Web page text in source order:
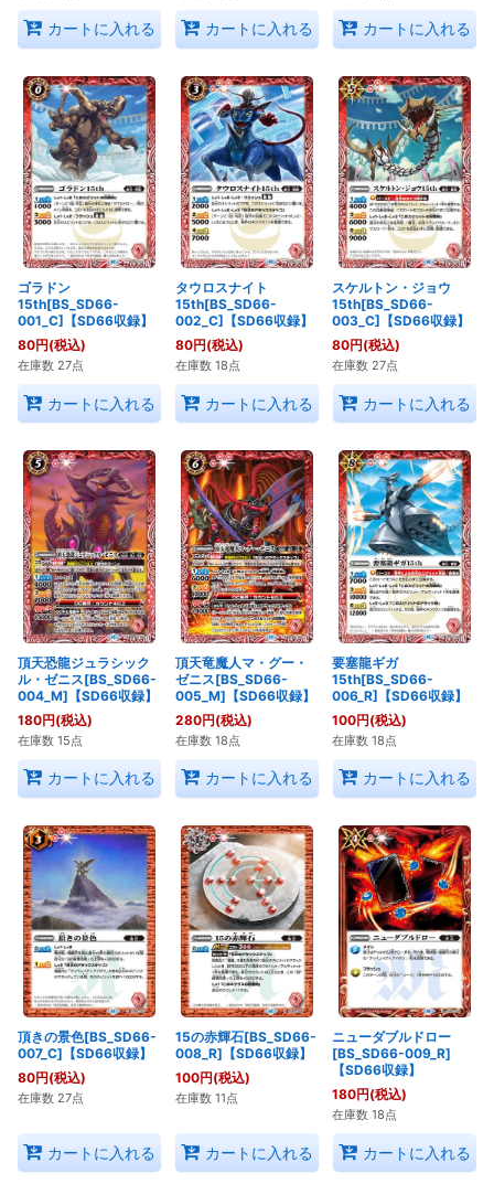
カートに入れる カートに入れる カートに入れる
ゴラドン
15th[BS_SD66-
001_C]【SD66収録】
80円(税込)
在庫数 27点
カートに入れる
タウロスナイト
15th[BS_SD66-
002_C]【SD66収録】
80円(税込)
在庫数 18点
カートに入れる
スケルトン・ジョウ
15th[BS_SD66-
003_C]【SD66収録】
80円(税込)
在庫数 27点
カートに入れる
頂天恐龍ジュラシック
ル・ゼニス[BS_SD66-
004_M]【SD66収録】
180円(税込)
在庫数 15点
カートに入れる
頂天竜魔人マ・グー・
ゼニス[BS_SD66-
005_M]【SD66収録】
280円(税込)
在庫数 18点
カートに入れる
要塞龍ギガ
15th[BS_SD66-
006_R]【SD66収録】
100円(税込)
在庫数 18点
カートに入れる
頂きの景色[BS_SD66-
007_C]【SD66収録】
80円(税込)
在庫数 27点
カートに入れる
15の赤輝石[BS_SD66-
008_R]【SD66収録】
100円(税込)
在庫数 11点
カートに入れる
ニューダブルドロー
[BS_SD66-009_R]
【SD66収録】
180円(税込)
在庫数 18点
カートに入れる